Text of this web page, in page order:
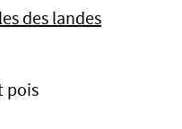
des landes
pois